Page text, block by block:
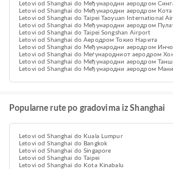
Letovi od Shanghai do Међународни аеродром
Letovi od Shanghai do Међународни аеродром
Letovi od Shanghai do Taipei Taoyuan International
Letovi od Shanghai do Међународни аеродром
Letovi od Shanghai do Taipei Songshan Airport
Letovi od Shanghai do Аеродром Токио Нарита
Letovi od Shanghai do Међународни аеродром
Letovi od Shanghai do Меѓународниот аеродром
Letovi od Shanghai do Међународни аеродром
Letovi od Shanghai do Међународни аеродром
Popularne rute po gradovima iz Shanghai
Letovi od Shanghai do Kuala Lumpur
Letovi od Shanghai do Bangkok
Letovi od Shanghai do Singapore
Letovi od Shanghai do Taipei
Letovi od Shanghai do Kota Kinabalu